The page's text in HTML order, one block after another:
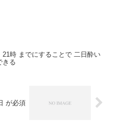
21時 までにすることで 二日酔い
きる
が必須